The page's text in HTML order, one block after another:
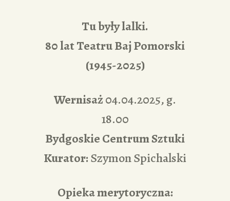
Tu były lalki.
80 lat Teatru Baj Pomorski
(1945-2025)
Wernisaż04.04.2025, g.
18.00
Bydgoskie Centrum Sztuki
Kurator:Szymon Spichalski
Opieka merytoryczna: